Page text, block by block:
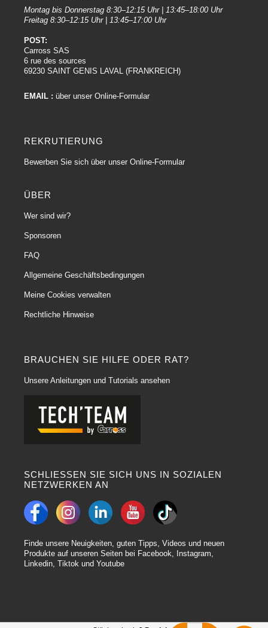
BRAUCHEN SIE HILFE ODER RAT?
Unsere Anleitungen und Tutorials ansehen
SCHLIESSEN SIE SICH UNS IN SOZIALEN
NETZWERKEN AN
Finde unsere Neuigkeiten, guten Tipps, Videos und neuen
Produkte auf unseren Seiten bei Facebook, Instagram,
Linkedin, Tiktok und Youtube
Montag bis Donnerstag 8:30–12:15 Uhr | 13:45–18:00 Uhr
Freitag 8:30–12:15 Uhr | 13:45–17:00 Uhr
POST:
Carross SAS
6 rue des sources
69230 SAINT GENIS LAVAL (FRANKREICH)
EMAIL : über unser Online-Formular
REKRUTIERUNG
Bewerben Sie sich über unser Online-Formular
ÜBER
Wer sind wir?
Sponsoren
FAQ
Allgemeine Geschäftsbedingungen
Meine Cookies verwalten
Rechtliche Hinweise